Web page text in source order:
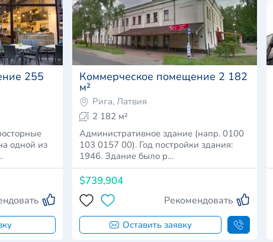
255
одной из
Коммерческое помещение 2 182
м²
Рига, Латвия
2 182 м²
Административное здание (напр. 0100
103 0157 00). Год постройки здания:
1946. Здание было р…
$739,904
Рекомендовать
Оставить заявку